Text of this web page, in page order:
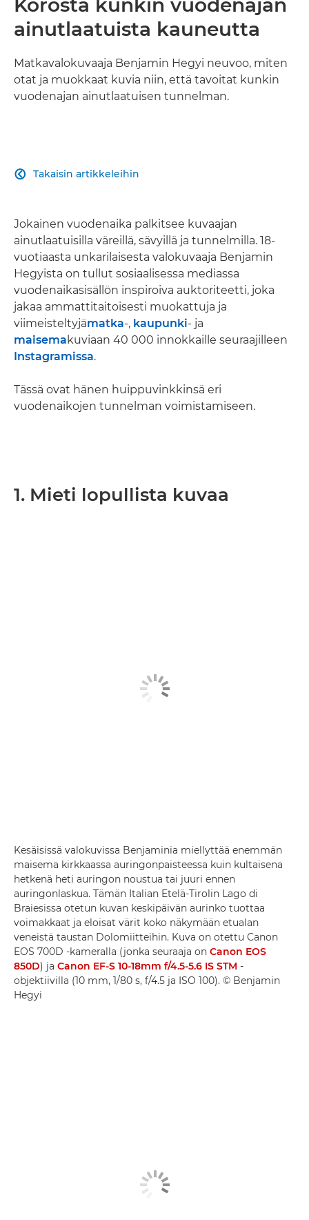
Korosta kunkin vuodenajan
ainutlaatuista kauneutta
Matkavalokuvaaja Benjamin Hegyi neuvoo, miten
otat ja muokkaat kuvia niin, että tavoitat kunkin
vuodenajan ainutlaatuisen tunnelman.
Takaisin artikkeleihin

Jokainen vuodenaika palkitsee kuvaajan
ainutlaatuisilla väreillä, sävyillä ja tunnelmilla. 18-
vuotiaasta unkarilaisesta valokuvaaja Benjamin
Hegyista on tullut sosiaalisessa mediassa
vuodenaikasisällön inspiroiva auktoriteetti, joka
jakaa ammattitaitoisesti muokattuja ja
viimeisteltyjämatka-, kaupunki- ja
maisemakuviaan 40 000 innokkaille seuraajilleen
Instagramissa.
Tässä ovat hänen huippuvinkkinsä eri
vuodenaikojen tunnelman voimistamiseen.
1. Mieti lopullista kuvaa
Kesäisissä valokuvissa Benjaminia miellyttää enemmän
maisema kirkkaassa auringonpaisteessa kuin kultaisena
hetkenä heti auringon noustua tai juuri ennen
auringonlaskua. Tämän Italian Etelä-Tirolin Lago di
Braiesissa otetun kuvan keskipäivän aurinko tuottaa
voimakkaat ja eloisat värit koko näkymään etualan
veneistä taustan Dolomiitteihin. Kuva on otettu Canon
EOS 700D -kameralla (jonka seuraaja on Canon EOS
850D) ja Canon EF-S 10-18mm f/4.5-5.6 IS STM -
objektiivilla (10 mm, 1/80 s, f/4.5 ja ISO 100). © Benjamin
Hegyi